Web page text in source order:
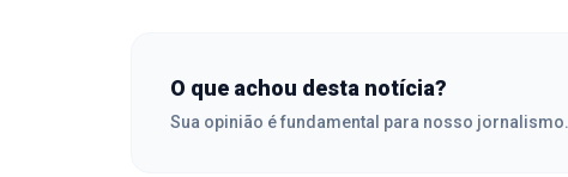
O que achou desta notícia?
Sua opinião é fundamental para nosso jornalismo.